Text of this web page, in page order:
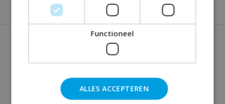
Functioneel
ALLES ACCEPTEREN